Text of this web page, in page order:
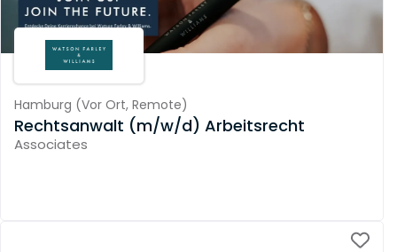
Hamburg (Vor Ort, Remote)
Rechtsanwalt (m/w/d) Arbeitsrecht
Associates